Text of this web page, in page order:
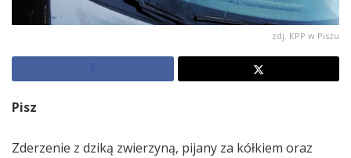
zdj. KPP w Piszu
Pisz
Zderzenie z dziką zwierzyną, pijany za kółkiem oraz